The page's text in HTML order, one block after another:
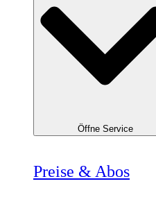
Öffne Service
Preise & Abos